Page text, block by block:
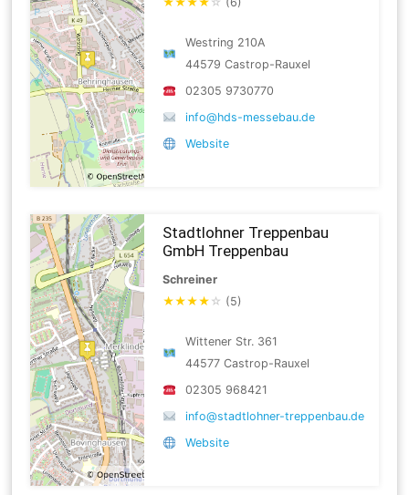
Westring 210A
44579 Castrop-Rauxel
02305 9730770
info@hds-messebau.de
Website
Stadtlohner Treppenbau
GmbH Treppenbau
Schreiner
★★★★ ☆ (5)
Wittener Str. 361
44577 Castrop-Rauxel
02305 968421
info@stadtlohner-treppenbau.de
Website